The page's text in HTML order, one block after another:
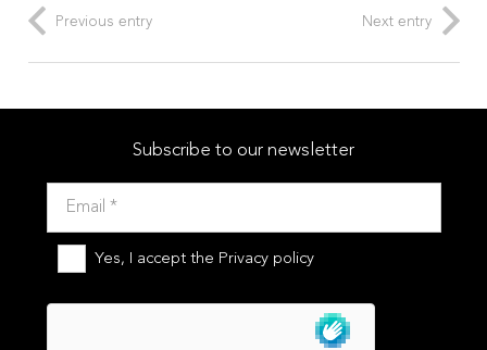
Previous entry Next entry
Subscribe to our newsletter
Yes, I accept the Privacy policy